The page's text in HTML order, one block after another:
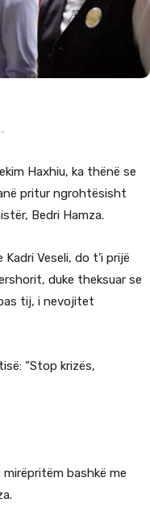
Haxhiu, ka thënë se
pritur ngrohtësisht
Bedri Hamza.
Veseli, do t’i prijë
duke theksuar se
tij, i nevojitet
“Stop krizës,
bashkë me